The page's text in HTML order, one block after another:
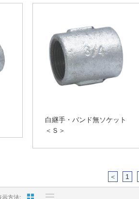
白継手・バンド無ソケット
＜Ｓ＞
＜ 1
示方法